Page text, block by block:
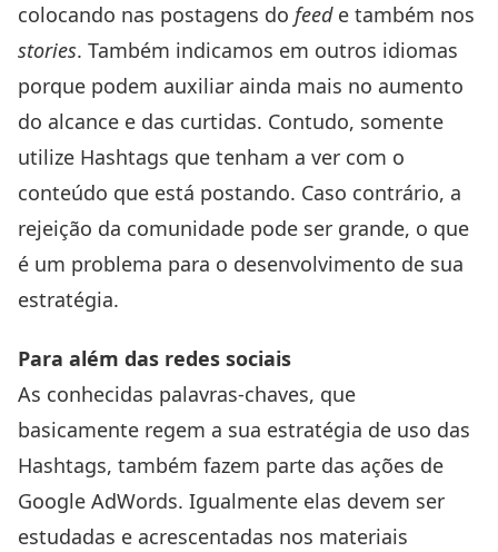
colocando nas postagens do feed e também nos
stories. Também indicamos em outros idiomas
porque podem auxiliar ainda mais no aumento
do alcance e das curtidas. Contudo, somente
utilize Hashtags que tenham a ver com o
conteúdo que está postando. Caso contrário, a
rejeição da comunidade pode ser grande, o que
é um problema para o desenvolvimento de sua
estratégia.
Para além das redes sociais
As conhecidas palavras-chaves, que
basicamente regem a sua estratégia de uso das
Hashtags, também fazem parte das ações de
Google AdWords. Igualmente elas devem ser
estudadas e acrescentadas nos materiais